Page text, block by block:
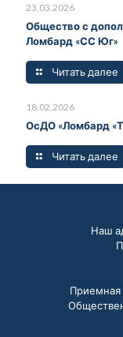
23.03.2026
Общество с
Ломбард «СС Юг»
Читать далее
18.02.2026
ОсДО «Ломбард
Читать далее
Наш
Приемная